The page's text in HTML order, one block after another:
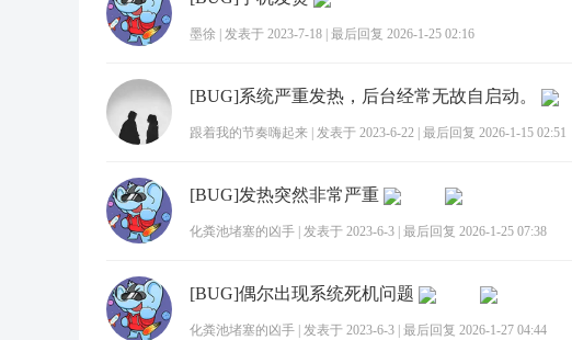
墨徐 发表于 2023-7-18 最后回复 2026-1-25 02:16
[BUG]系统严重发热，后台经常无故自启动。
跟着我的节奏嗨起来 发表于 2023-6-22 最后回复 2026-1-15 02:51
[BUG]发热突然非常严重
化粪池堵塞的凶手 发表于 2023-6-3 最后回复 2026-1-25 07:38
[BUG]偶尔出现系统死机问题
化粪池堵塞的凶手 发表于 2023-6-3 最后回复 2026-1-27 04:44